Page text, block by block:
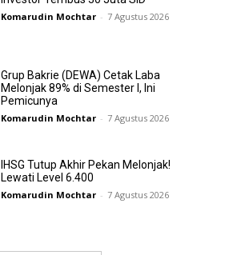
Komarudin Mochtar - 7 Agustus 2026
Grup Bakrie (DEWA) Cetak Laba
Melonjak 89% di Semester I, Ini
Pemicunya
Komarudin Mochtar - 7 Agustus 2026
IHSG Tutup Akhir Pekan Melonjak!
Lewati Level 6.400
Komarudin Mochtar - 7 Agustus 2026